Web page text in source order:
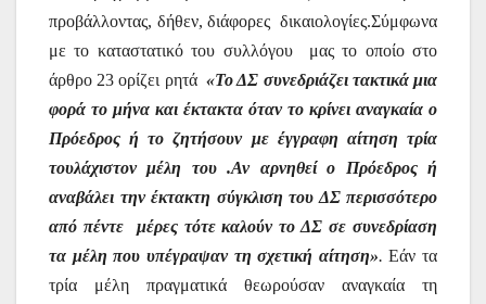
προβάλλοντας, δήθεν, διάφορες δικαιολογίες.Σύμφωνα
με το καταστατικό του συλλόγου
μας το οποίο στο
άρθρο 23 ορίζει ρητά «Το ΔΣ συνεδριάζει τακτικά μια
φορά το μήνα και έκτακτα όταν το κρίνει αναγκαία ο
Πρόεδρος ή το ζητήσουν με έγγραφη αίτηση τρία
τουλάχιστον μέλη του .Αν αρνηθεί ο Πρόεδρος ή
αναβάλει την έκτακτη σύγκλιση του ΔΣ περισσότερο
από πέντε
μέρες τότε καλούν το ΔΣ σε συνεδρίαση
τα μέλη που υπέγραψαν τη σχετική αίτηση».Εάν τα
τρία μέλη πραγματικά θεωρούσαν αναγκαία τη